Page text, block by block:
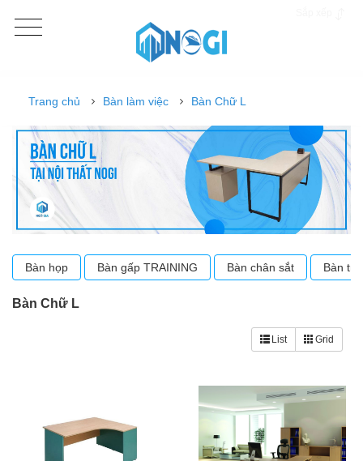
Trang chủ Bàn làm việc Bàn Chữ L
Bàn họp Bàn gấp TRAINING Bàn chân sắt Bàn
Bàn Chữ L
List Grid